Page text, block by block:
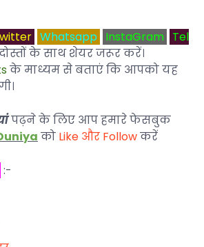
Whatsapp InstaGram
Tel
के साथ शेयर जरूर करें।
के माध्यम से बताएं कि आपको यह
पढ़ने के लिए आप हमारे फेसबुक
को Like और Followकरें
:-